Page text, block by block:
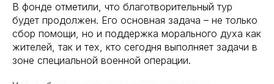
В фонде отметили, что благотворительный тур
будет продолжен. Его основная задача – не только
сбор помощи, но и поддержка морального духа как
жителей, так и тех, кто сегодня выполняет задачи в
зоне специальной военной операции.